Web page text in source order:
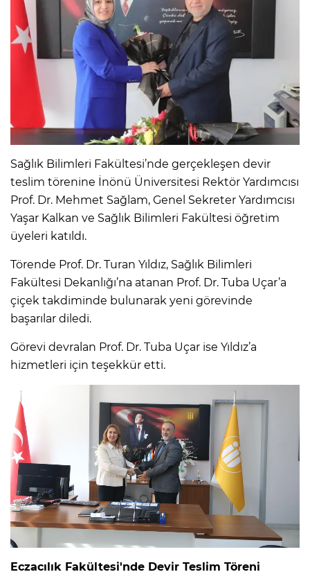
Sağlık Bilimleri Fakültesi’nde gerçekleşen devir
teslim törenine İnönü Üniversitesi Rektör Yardımcısı
Prof. Dr. Mehmet Sağlam, Genel Sekreter Yardımcısı
Yaşar Kalkan ve Sağlık Bilimleri Fakültesi öğretim
üyeleri katıldı.
Törende Prof. Dr. Turan Yıldız, Sağlık Bilimleri
Fakültesi Dekanlığı’na atanan Prof. Dr. Tuba Uçar’a
çiçek takdiminde bulunarak yeni görevinde
başarılar diledi.
Görevi devralan Prof. Dr. Tuba Uçar ise Yıldız’a
hizmetleri için teşekkür etti.
Eczacılık Fakültesi'nde Devir Teslim Töreni